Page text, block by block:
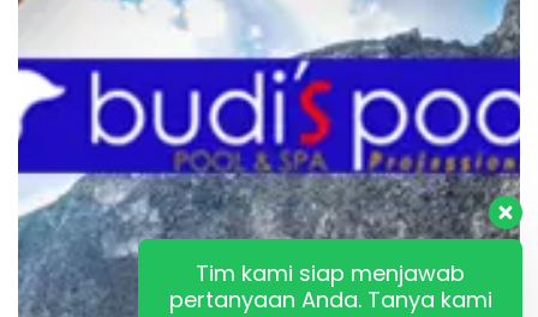
KOLAM
DINGIN
atau
COLD
POOL
Tim kami siap menjawab
pertanyaan Anda. Tanya kami